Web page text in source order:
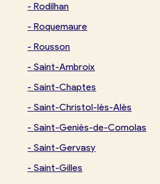
-Rodilhan
-Roquemaure
-Rousson
-Saint-Ambroix
-Saint-Chaptes
-Saint-Christol-lès-Alès
-Saint-Geniès-de-Comolas
-Saint-Gervasy
-Saint-Gilles